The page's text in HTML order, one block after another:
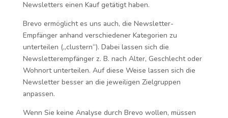
Newsletters einen Kauf getätigt haben.
Brevo ermöglicht es uns auch, die Newsletter-
Empfänger anhand verschiedener Kategorien zu
unterteilen („clustern“). Dabei lassen sich die
Newsletterempfänger z. B. nach Alter, Geschlecht oder
Wohnort unterteilen. Auf diese Weise lassen sich die
Newsletter besser an die jeweiligen Zielgruppen
anpassen.
Wenn Sie keine Analyse durch Brevo wollen, müssen